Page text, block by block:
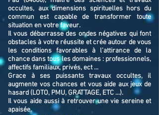
occultes, aux dimensions spirituelles hors du
commun est capable de transformer toute
situation en votre faveur.
Il vous débarrasse des ondes négatives qui font
obstacles à votre réussite et crée autour de vous
les conditions favorables à l’attirance de la
chance dans tous les domaines : professionnels,
affectifs familiaux, privés, ect ...
Grace à ses puissants travaux occultes, il
augmente vos chances et vous aide aux jeux de
hasard (LOTO, PMU, GRATTAGE, ETC ...).
Il vous aide aussi à retrouver une vie sereine et
apaisée.